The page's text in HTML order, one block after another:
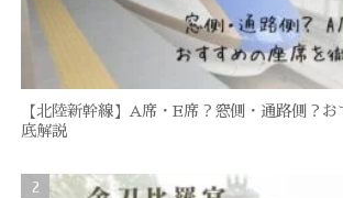
【北陸新幹線】A席・E席？窓側・通路側？
底解説